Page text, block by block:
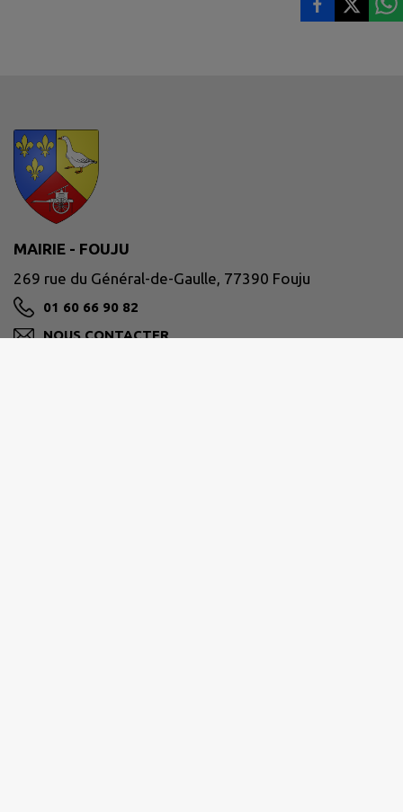
MAIRIE - FOUJU
269 rue du Général-de-Gaulle, 77390 Fouju
01 60 66 90 82
NOUS CONTACTER